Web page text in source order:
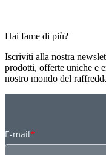
Hai fame di più?
Iscriviti alla nostra
prodotti, offerte uniche e
nostro mondo del
E-mail*